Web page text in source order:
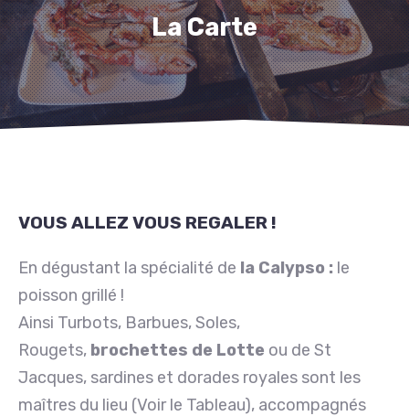
La Carte
VOUS ALLEZ VOUS REGALER !
En dégustant la spécialité de la Calypso : le
poisson grillé !
Ainsi Turbots, Barbues, Soles,
Rougets, brochettes de Lotte ou de St
Jacques, sardines et dorades royales sont les
maîtres du lieu (Voir le Tableau), accompagnés